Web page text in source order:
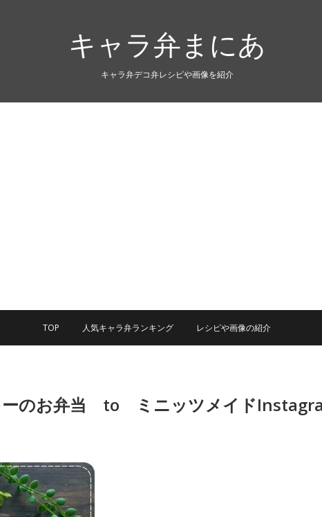
キャラ弁まにあ
キャラ弁デコ弁レシピや画像を紹介
TOP 人気キャラ弁ランキング レシピや画像の紹介
ーのお弁当 to ミニッツメイド